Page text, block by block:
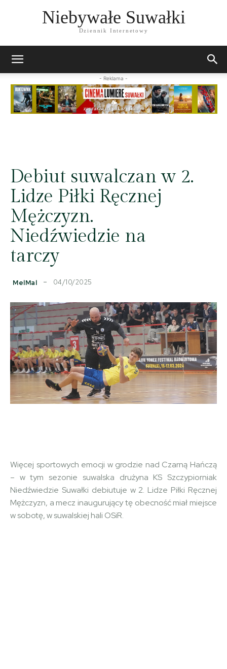
Niebywałe Suwałki
Dziennik Internetowy
- Reklama -
Debiut suwalczan w 2.
Lidze Piłki Ręcznej
Mężczyzn.
Niedźwiedzie na
tarczy
MelMal 04/10/2025
Więcej sportowych emocji w grodzie nad Czarną Hańczą
– w tym sezonie suwalska drużyna KS Szczypiorniak
Niedźwiedzie Suwałki debiutuje w 2. Lidze Piłki Ręcznej
Mężczyzn, a mecz inaugurujący tę obecność miał miejsce
w sobotę, w suwalskiej hali OSiR.